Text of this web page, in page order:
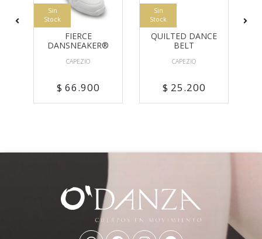
Sin
Stock
FIERCE
DANSNEAKER®
CAPEZIO
$ 66.900
Sin
Stock
QUILTED DANCE
BELT
CAPEZIO
$ 25.200